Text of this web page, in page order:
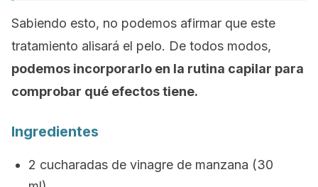
Sabiendo esto, no podemos afirmar que este
tratamiento alisará el pelo. De todos modos,
podemos incorporarlo en la rutina capilar para
comprobar qué efectos tiene.
Ingredientes
2 cucharadas de vinagre de manzana (30